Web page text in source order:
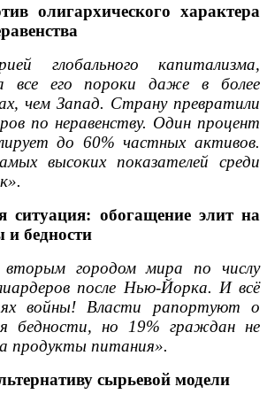
олигархического характера
глобального капитализма,
все его пороки даже в более
чем Запад. Страну превратили
по неравенству. Один процент
до 60% частных активов.
высоких показателей среди
ситуация: обогащение элит на
бедности
городом мира по числу
после Нью-Йорка. И всё
войны! Власти рапортуют о
бедности, но 19% граждан не
продукты питания».
сырьевой модели